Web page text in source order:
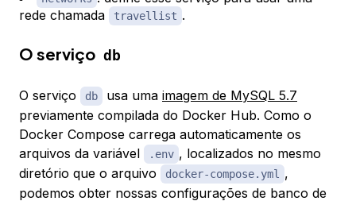
rede chamada
travellist .
O serviço db
O serviço db usa uma imagem de MySQL 5.7
previamente compilada do Docker Hub. Como o
Docker Compose carrega automaticamente os
arquivos da variável
.env , localizados no mesmo
diretório que o arquivo
docker-compose.yml ,
podemos obter nossas configurações de banco de